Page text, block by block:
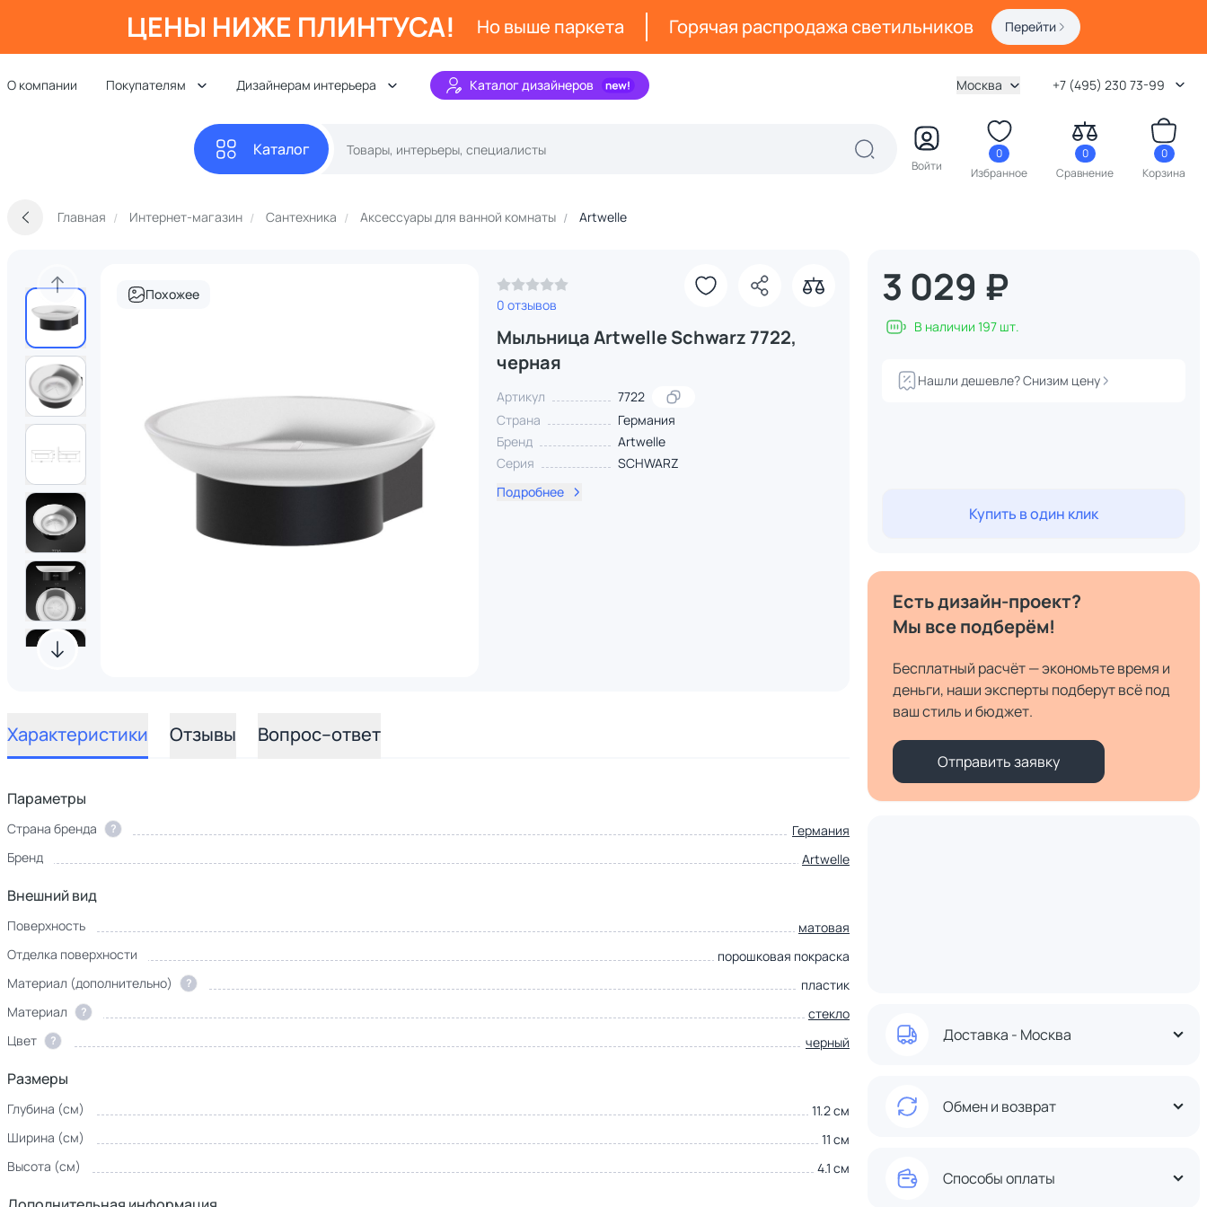
ЦЕНЫ НИЖЕ ПЛИНТУСА! Но выше паркета Горячая распродажа светильников Перейти
О компании Покупателям Дизайнерам интерьера Каталог дизайнеров Москва +7 (495) 230 73-99
Каталог
Войти
0
Избранное
0
Сравнение
0
Корзина
Главная Интернет-магазин Сантехника Аксессуары для ванной комнаты Artwelle
Похожее
0 отзывов
Мыльница Artwelle Schwarz 7722,
черная
Артикул
7722
Страна
Германия
Бренд
Artwelle
Серия
SCHWARZ
Подробнее
Характеристики Отзывы Вопрос–ответ
Параметры
Страна бренда ?
Германия
Бренд
Artwelle
Внешний вид
Поверхность
матовая
Отделка поверхности
порошковая покраска
Материал (дополнительно)
?
пластик
Материал
?
стекло
Цвет
? черный
Размеры
Глубина (см)
11.2 см
Ширина (см)
11 см
Высота (см)
4.1 см
3 029 ₽
В наличии 197 шт.
Нашли дешевле? Снизим цену
Купить в один клик
Есть дизайн-проект?
Мы все подберём!
Бесплатный расчёт — экономьте время и
деньги, наши эксперты подберут всё под
ваш стиль и бюджет.
Отправить заявку
Доставка - Москва
Обмен и возврат
Способы оплаты